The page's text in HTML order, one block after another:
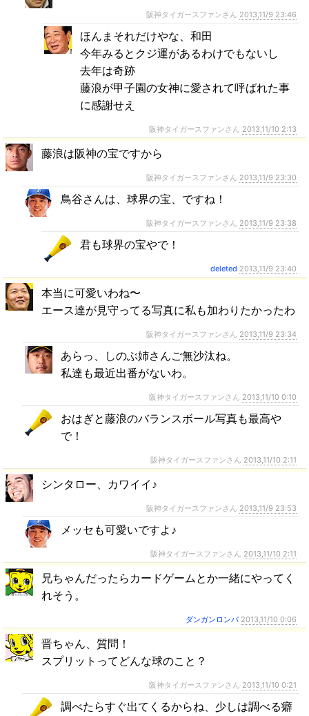
阪神タイガースファンさん 2013,11/9 23:46
ほんまそれだけやな、和田
今年みるとクジ運があるわけでもないし
去年は奇跡
藤浪が甲子園の女神に愛されて呼ばれた事
に感謝せえ
阪神タイガースファンさん 2013,11/10 2:13
藤浪は阪神の宝ですから
阪神タイガースファンさん 2013,11/9 23:30
鳥谷さんは、球界の宝、ですね！
阪神タイガースファンさん 2013,11/9 23:38
君も球界の宝やで！
deleted 2013,11/9 23:40
本当に可愛いわね〜
エース達が見守ってる写真に私も加わりたかったわ
阪神タイガースファンさん 2013,11/9 23:34
あらっ、しのぶ姉さんご無沙汰ね。
私達も最近出番がないわ。
阪神タイガースファンさん 2013,11/10 0:10
おはぎと藤浪のバランスボール写真も最高や
で！
阪神タイガースファンさん 2013,11/10 2:11
シンタロー、カワイイ♪
阪神タイガースファンさん 2013,11/9 23:53
メッセも可愛いですよ♪
阪神タイガースファンさん 2013,11/10 2:11
兄ちゃんだったらカードゲームとか一緒にやってく
れそう。
ダンガンロンパ 2013,11/10 0:06
晋ちゃん、質問！
スプリットってどんな球のこと？
阪神タイガースファンさん 2013,11/10 0:21
調べたらすぐ出てくるからね、少しは調べる癖